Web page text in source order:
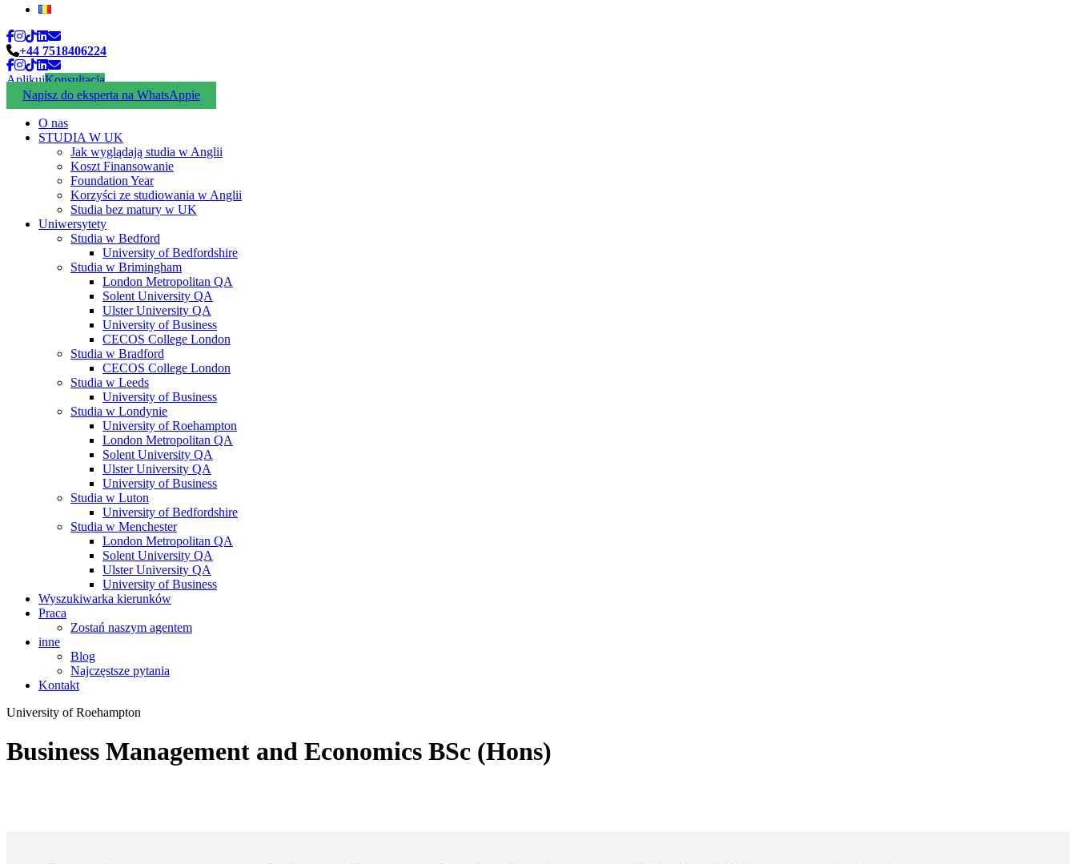
+44 7518406224
AplikujKonsultacja
Napisz do eksperta na WhatsAppie
O nas
STUDIA W UK
Jak wyglądają studia w Anglii
Koszt Finansowanie
Foundation Year
Korzyści ze studiowania w Anglii
Studia bez matury w UK
Uniwersytety
Studia w Bedford
University of Bedfordshire
Studia w Brimingham
London Metropolitan QA
Solent University QA
Ulster University QA
University of Business
CECOS College London
Studia w Bradford
CECOS College London
Studia w Leeds
University of Business
Studia w Londynie
University of Roehampton
London Metropolitan QA
Solent University QA
Ulster University QA
University of Business
Studia w Luton
University of Bedfordshire
Studia w Menchester
London Metropolitan QA
Solent University QA
Ulster University QA
University of Business
Wyszukiwarka kierunków
Praca
Zostań naszym agentem
inne
Blog
Najczęstsze pytania
Kontakt
University of Roehampton
Business Management and Economics BSc (Hons)